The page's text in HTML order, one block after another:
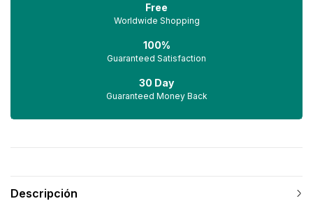
Free
Worldwide Shopping
100%
Guaranteed Satisfaction
30 Day
Guaranteed Money Back
Descripción